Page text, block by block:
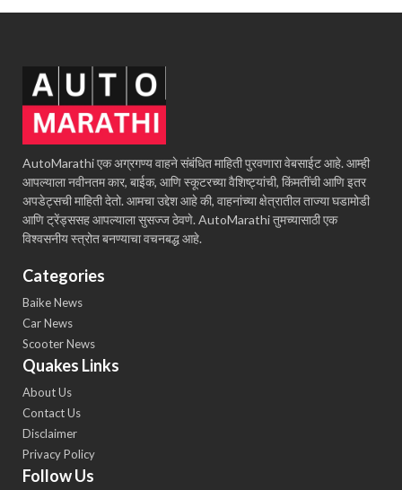
AutoMarathi एक अग्रगण्य वाहने संबंधित माहिती पुरवणारा वेबसाईट आहे. आम्ही
आपल्याला नवीनतम कार, बाईक, आणि स्कूटरच्या वैशिष्ट्यांची, किंमतींची आणि इतर
अपडेट्सची माहिती देतो. आमचा उद्देश आहे की, वाहनांच्या क्षेत्रातील ताज्या घडामोडी
आणि ट्रेंड्ससह आपल्याला सुसज्ज ठेवणे. AutoMarathi तुमच्यासाठी एक
विश्वसनीय स्त्रोत बनण्याचा वचनबद्ध आहे.
Categories
Baike News
Car News
Scooter News
Quakes Links
About Us
Contact Us
Disclaimer
Privacy Policy
Follow Us